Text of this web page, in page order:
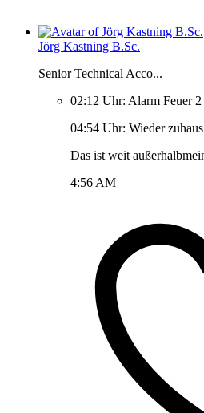
Jörg Kastning B.Sc.
Senior Technical Acco...
02:12 Uhr: Alarm Feuer
04:54 Uhr: Wieder zuhaus
Das ist weit
4:56 AM